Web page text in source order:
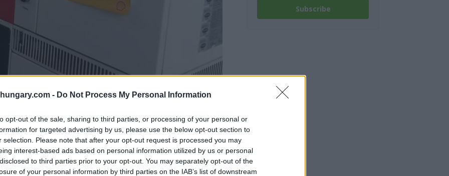
- Do Not Process My Personal Information
opt-out of the sale, sharing to third parties, or processing of your personal or
for targeted advertising by us, please use the below opt-out section to
selection. Please note that after your opt-out request is processed you may
interest-based ads based on personal information utilized by us or personal
to third parties prior to your opt-out. You may separately opt-out of the
of your personal information by third parties on the IAB’s list of downstream
Subscribe